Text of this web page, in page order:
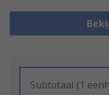
Subtotaal (1